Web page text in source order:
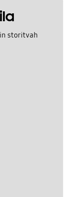
storitvah